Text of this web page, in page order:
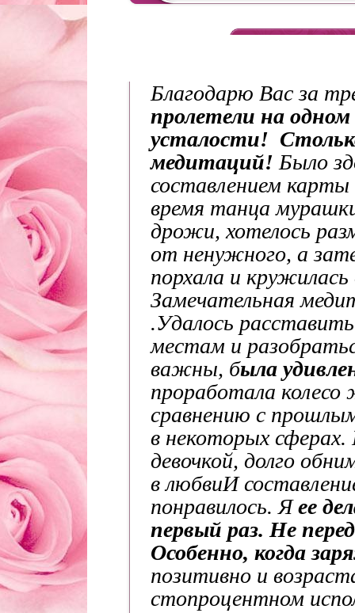
Благодарю Вас за
пролетели на
усталости!
медитаций! Было
составлением
время танца
дрожи, хотелось
от ненужного, а
порхала и
Замечательная
.Удалось
местам и
важны, была
проработала колесо
сравнению с
в некоторых
девочкой, долго
в любвиИ
понравилось. Яее
первый раз. Не
Особенно, когда
позитивно и
стопроцентном